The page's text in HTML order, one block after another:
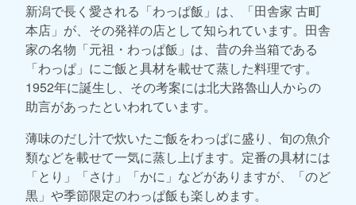
新潟で長く愛される「わっぱ飯」は、「田舎家 古町
本店」が、その発祥の店として知られています。田舎
家の名物「元祖・わっぱ飯」は、昔の弁当箱である
「わっぱ」にご飯と具材を載せて蒸した料理です。
1952年に誕生し、その考案には北大路魯山人からの
助言があったといわれています。
薄味のだし汁で炊いたご飯をわっぱに盛り、旬の魚介
類などを載せて一気に蒸し上げます。定番の具材には
「とり」「さけ」「かに」などがありますが、「のど
黒」や季節限定のわっぱ飯も楽しめます。